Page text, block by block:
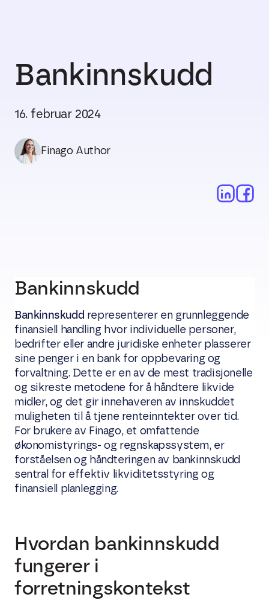
Bankinnskudd
16. februar 2024
Finago Author
Bankinnskudd
Bankinnskudd representerer en grunnleggende
finansiell handling hvor individuelle personer,
bedrifter eller andre juridiske enheter plasserer
sine penger i en bank for oppbevaring og
forvaltning. Dette er en av de mest tradisjonelle
og sikreste metodene for å håndtere likvide
midler, og det gir innehaveren av innskuddet
muligheten til å tjene renteinntekter over tid.
For brukere av Finago, et omfattende
økonomistyrings- og regnskapssystem, er
forståelsen og håndteringen av bankinnskudd
sentral for effektiv likviditetsstyring og
finansiell planlegging.
Hvordan bankinnskudd
fungerer i
forretningskontekst